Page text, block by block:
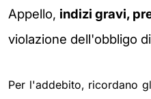
Appello, indizi gravi,
violazione dell'obbligo
Per l'addebito, ricordano